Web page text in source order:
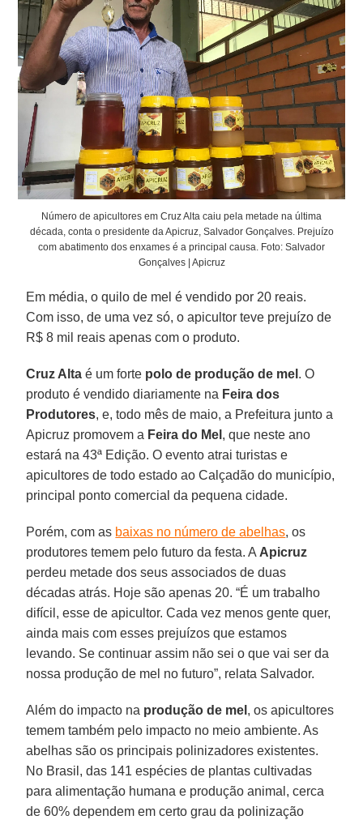
Número de apicultores em Cruz Alta caiu pela metade na última
década, conta o presidente da Apicruz, Salvador Gonçalves. Prejuízo
com abatimento dos enxames é a principal causa. Foto: Salvador
Gonçalves | Apicruz
Em média, o quilo de mel é vendido por 20 reais.
Com isso, de uma vez só, o apicultor teve prejuízo de
R$ 8 mil reais apenas com o produto.
Cruz Alta é um forte polo de produção de mel . O
produto é vendido diariamente na Feira dos
Produtores, e, todo mês de maio, a Prefeitura junto a
Apicruz promovem a Feira do Mel , que neste ano
estará na 43ª Edição. O evento atrai turistas e
apicultores de todo estado ao Calçadão do município,
principal ponto comercial da pequena cidade.
Porém, com as baixas no número de abelhas, os
produtores temem pelo futuro da festa. AApicruz
perdeu metade dos seus associados de duas
décadas atrás. Hoje são apenas 20. “É um trabalho
difícil, esse de apicultor. Cada vez menos gente quer,
ainda mais com esses prejuízos que estamos
levando. Se continuar assim não sei o que vai ser da
nossa produção de mel no futuro”, relata Salvador.
Além do impacto na produção de mel , os apicultores
temem também pelo impacto no meio ambiente. As
abelhas são os principais polinizadores existentes.
No Brasil, das 141 espécies de plantas cultivadas
para alimentação humana e produção animal, cerca
de 60% dependem em certo grau da polinização